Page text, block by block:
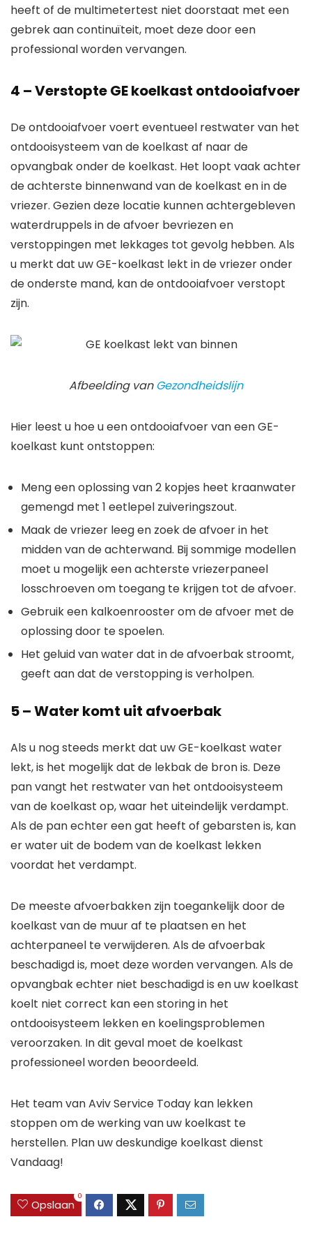
heeft of de multimetertest niet doorstaat met een
gebrek aan continuïteit, moet deze door een
professional worden vervangen.
4 – Verstopte GE koelkast ontdooiafvoer
De ontdooiafvoer voert eventueel restwater van het
ontdooisysteem van de koelkast af naar de
opvangbak onder de koelkast. Het loopt vaak achter
de achterste binnenwand van de koelkast en in de
vriezer. Gezien deze locatie kunnen achtergebleven
waterdruppels in de afvoer bevriezen en
verstoppingen met lekkages tot gevolg hebben. Als
u merkt dat uw GE-koelkast lekt in de vriezer onder
de onderste mand, kan de ontdooiafvoer verstopt
zijn.
Afbeelding van Gezondheidslijn
Hier leest u hoe u een ontdooiafvoer van een GE-
koelkast kunt ontstoppen:
Meng een oplossing van 2 kopjes heet kraanwater
gemengd met 1 eetlepel zuiveringszout.
Maak de vriezer leeg en zoek de afvoer in het
midden van de achterwand. Bij sommige modellen
moet u mogelijk een achterste vriezerpaneel
losschroeven om toegang te krijgen tot de afvoer.
Gebruik een kalkoenrooster om de afvoer met de
oplossing door te spoelen.
Het geluid van water dat in de afvoerbak stroomt,
geeft aan dat de verstopping is verholpen.
5 – Water komt uit afvoerbak
Als u nog steeds merkt dat uw GE-koelkast water
lekt, is het mogelijk dat de lekbak de bron is. Deze
pan vangt het restwater van het ontdooisysteem
van de koelkast op, waar het uiteindelijk verdampt.
Als de pan echter een gat heeft of gebarsten is, kan
er water uit de bodem van de koelkast lekken
voordat het verdampt.
De meeste afvoerbakken zijn toegankelijk door de
koelkast van de muur af te plaatsen en het
achterpaneel te verwijderen. Als de afvoerbak
beschadigd is, moet deze worden vervangen. Als de
opvangbak echter niet beschadigd is en uw koelkast
koelt niet correct kan een storing in het
ontdooisysteem lekken en koelingsproblemen
veroorzaken. In dit geval moet de koelkast
professioneel worden beoordeeld.
Het team van Aviv Service Today kan lekken
stoppen om de werking van uw koelkast te
herstellen. Plan uw deskundige koelkast dienst
Vandaag!
Opslaan
0